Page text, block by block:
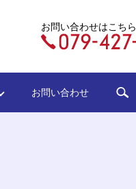
お問い合わせはこちら
お問い合わせ